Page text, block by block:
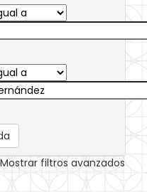
Mostrar filtros avanzados